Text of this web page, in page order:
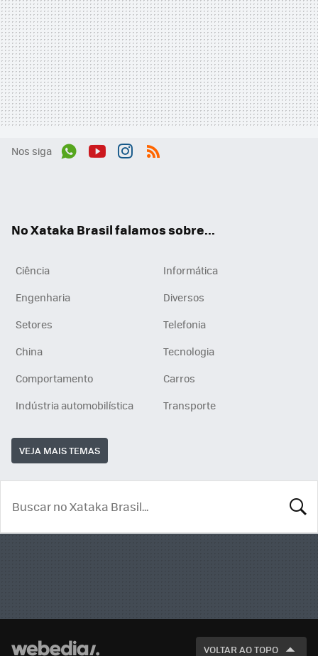
Nos siga
No Xataka Brasil falamos sobre...
Ciência
Informática
Engenharia
Diversos
Setores
Telefonia
China
Tecnologia
Comportamento
Carros
Indústria automobilística
Transporte
VEJA MAIS TEMAS
VOLTAR AO TOPO